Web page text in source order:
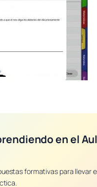
en el
formativas para llevar